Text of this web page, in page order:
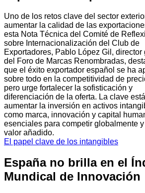
Uno de los retos clave del sector
aumentar la calidad de las
esta Nota Técnica del Comité de
sobre Internacionalización del Club de
Exportadores, Pablo López Gil, director
del Foro de Marcas Renombradas,
que el éxito exportador español se ha
sobre todo en la competitividad de
pero urge fortalecer la sofisticación y
diferenciación de la oferta. La clave
aumentar la inversión en activos
como marca, innovación y capital
esenciales para competir globalmente
valor añadido.
El papel clave de los intangibles
España no brilla en el
Mundical de Innovación